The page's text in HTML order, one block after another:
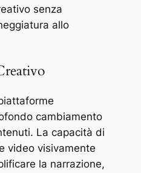
senza
allo
cambiamento
La capacità di
video visivamente
la narrazione,